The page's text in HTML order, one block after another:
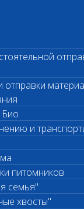
отправки
и
питомников
семья"
хвосты"